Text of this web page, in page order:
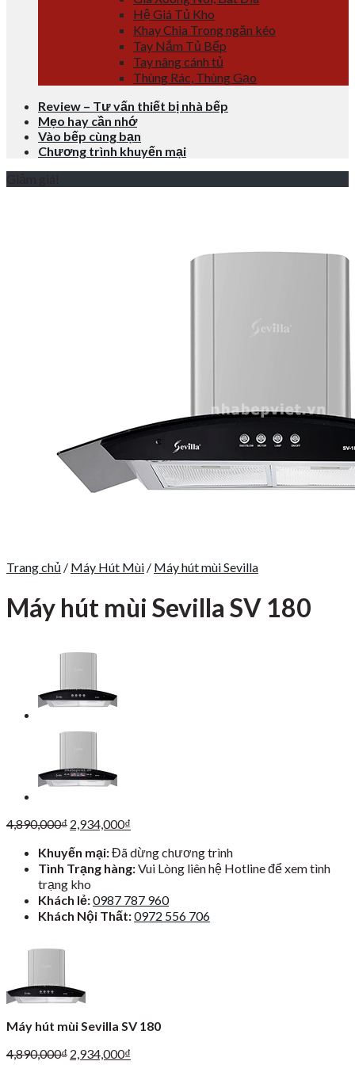
Hệ Giá Tủ Kho
Khay Chia Trong ngăn kéo
Tay Nắm Tủ Bếp
Tay nâng cánh tủ
Thùng Rác, Thùng Gạo
Review – Tư vấn thiết bị nhà bếp
Mẹo hay cần nhớ
Vào bếp cùng bạn
Chương trình khuyến mại
Trang chủ / Máy Hút Mùi / Máy hút mùi Sevilla
Máy hút mùi Sevilla SV 180
4,890,000₫ Giá
là:
4,890,000₫.
2,934,000₫
tại
là:
Khuyến mại:Đã dừng chương trình
Tình Trạng hàng:Vui Lòng liên hệ Hotline để xem tình
trạng kho
Khách lẻ:0987 787 960
Khách Nội Thất:0972 556 706
Máy hút mùi Sevilla SV 180
4,890,000₫ Giá
2,934,000₫